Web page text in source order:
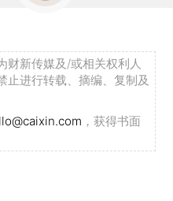
财新传媒及/或相关权利人
止进行转载、摘编、复制及
，获得书面